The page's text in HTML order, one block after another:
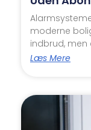
moderne
indbrud, men
Læs Mere